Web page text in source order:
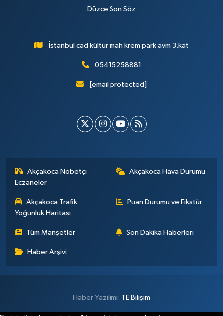
Düzce Son Söz
İstanbul cad kültür mah krem park avm 3.kat
05415258881
[email protected]
Akçakoca Nöbetçi
Eczaneler
Akçakoca Hava Durumu
Akçakoca Trafik
Yoğunluk Haritası
Puan Durumu ve Fikstür
Tüm Manşetler Son Dakika Haberleri
Haber Arşivi
Haber Yazılımı: TE Bilişim